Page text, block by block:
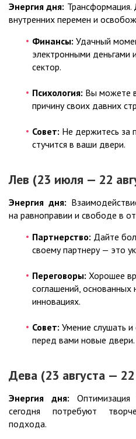
Энергия дня: Трансформация.
внутренних перемен и
Финансы: Удачный
электронными деньгами
сектор.
Психология: Вы можете
причину своих давних
Совет: Не держитесь за
стучится в ваши двери.
Лев (23 июля — 22
Энергия дня:
на равноправии и свободе в
Партнерство: Дайте
своему партнеру — это
Переговоры: Хорошее
соглашений,
инновациях.
Совет: Умение слушать
перед вами новые двери.
Дева (23 августа —
Энергия дня:
сегодня потребуют
подхода.